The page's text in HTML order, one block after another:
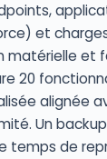
et
matérielle et
20
alignée
Un
temps de